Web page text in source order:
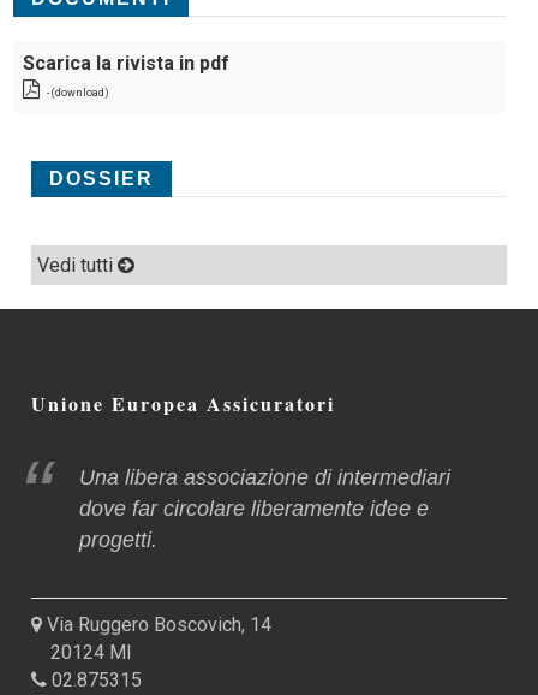
Scarica la rivista in pdf
- (download)
DOSSIER
Vedi tutti
Unione Europea Assicuratori
Una libera associazione di intermediari
dove far circolare liberamente idee e
progetti.
Via Ruggero Boscovich, 14
20124 MI
02.875315